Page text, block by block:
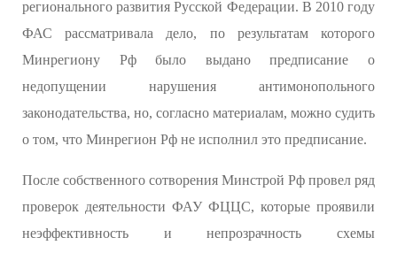
регионального развития Русской Федерации. В 2010 году
ФАС рассматривала дело, по результатам которого
Минрегиону Рф было выдано предписание о
недопущении нарушения антимонопольного
законодательства, но, согласно материалам, можно судить
о том, что Минрегион Рф не исполнил это предписание.
После собственного сотворения Минстрой Рф провел ряд
проверок деятельности ФАУ ФЦЦС, которые проявили
неэффективность и непрозрачность схемы